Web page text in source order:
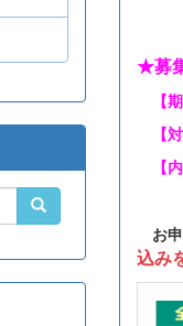
★募
【期
【対
【内
お申
込み